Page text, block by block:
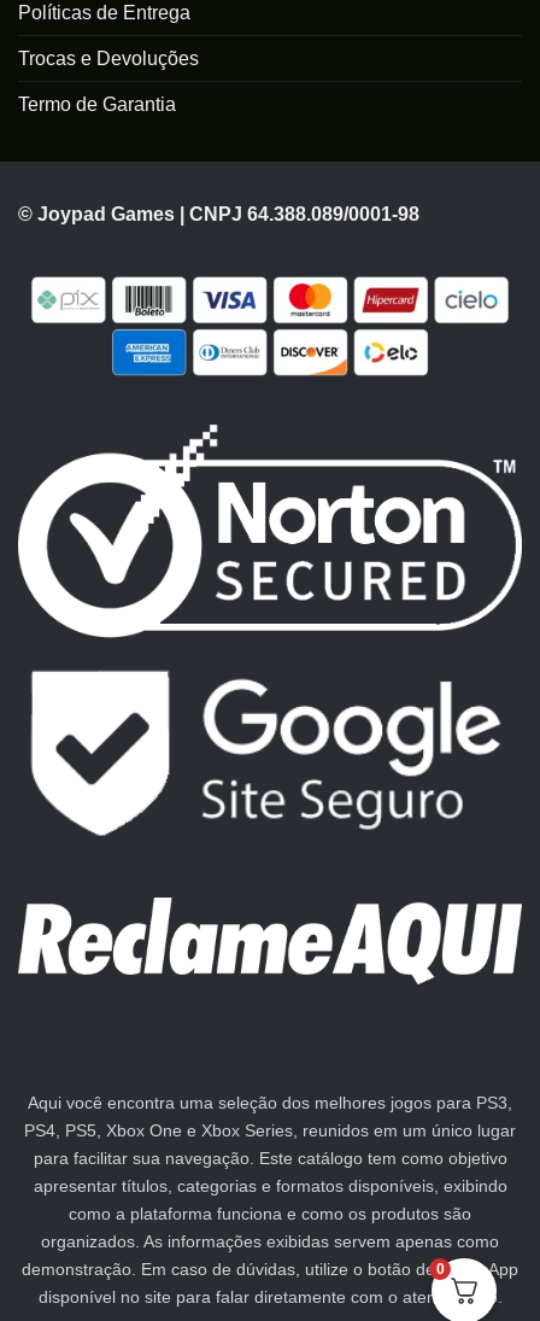
Políticas de Entrega
Trocas e Devoluções
Termo de Garantia
© Joypad Games | CNPJ 64.388.089/0001-98
Aqui você encontra uma seleção dos melhores jogos para PS3,
PS4, PS5, Xbox One e Xbox Series, reunidos em um único lugar
para facilitar sua navegação. Este catálogo tem como objetivo
apresentar títulos, categorias e formatos disponíveis, exibindo
como a plataforma funciona e como os produtos são
organizados. As informações exibidas servem apenas como
demonstração. Em caso de dúvidas, utilize o botão de WhatsApp
disponível no site para falar diretamente com o atendimento.
0